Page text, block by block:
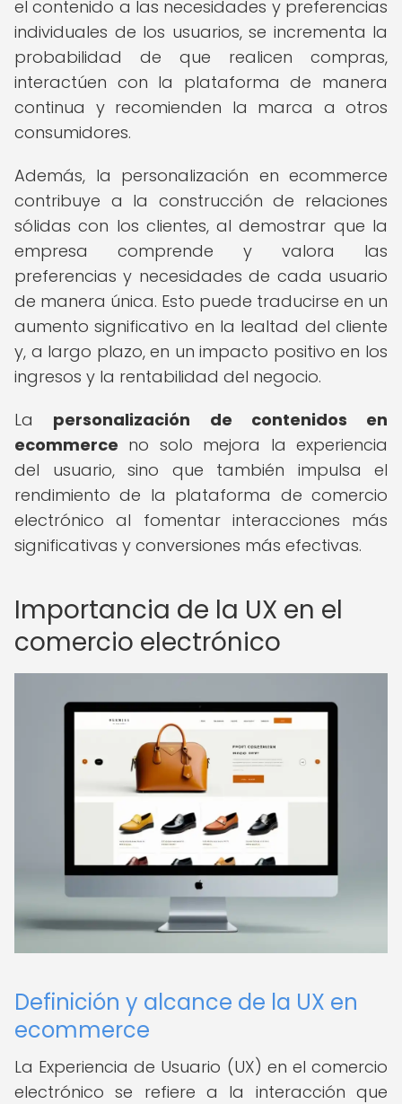
el contenido a las necesidades y preferencias
individuales de los usuarios, se incrementa la
probabilidad de que realicen compras,
interactúen con la plataforma de manera
continua y recomienden la marca a otros
consumidores.
Además, la personalización en ecommerce
contribuye a la construcción de relaciones
sólidas con los clientes, al demostrar que la
empresa comprende y valora las
preferencias y necesidades de cada usuario
de manera única. Esto puede traducirse en un
aumento significativo en la lealtad del cliente
y, a largo plazo, en un impacto positivo en los
ingresos y la rentabilidad del negocio.
La personalización de contenidos en
ecommerce no solo mejora la experiencia
del usuario, sino que también impulsa el
rendimiento de la plataforma de comercio
electrónico al fomentar interacciones más
significativas y conversiones más efectivas.
Importancia de la UX en el
comercio electrónico
Definición y alcance de la UX en
ecommerce
La Experiencia de Usuario (UX) en el comercio
electrónico se refiere a la interacción que